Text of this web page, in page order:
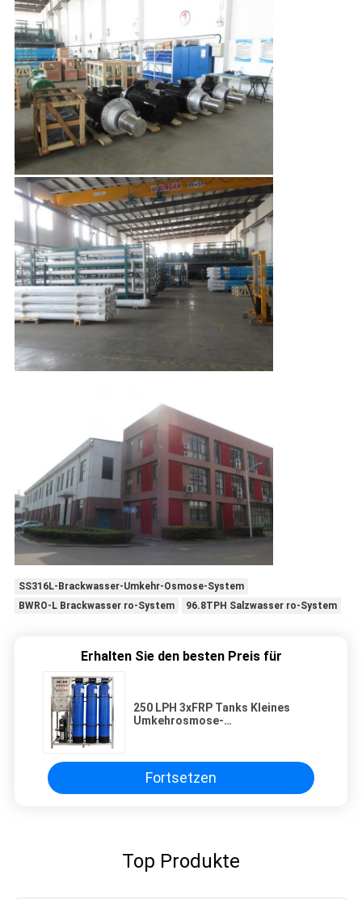
SS316L-Brackwasser-Umkehr-Osmose-System
BWRO-L Brackwasser ro-System
96.8TPH Salzwasser ro-System
Erhalten Sie den besten Preis für
250 LPH 3xFRP Tanks Kleines
Umkehrosmose-
Fortsetzen
Top Produkte